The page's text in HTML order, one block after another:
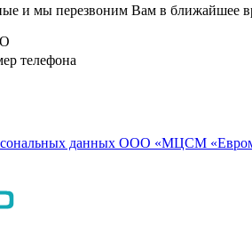
и мы перезвоним Вам в ближайшее
телефона
данных ООО «МЦСМ